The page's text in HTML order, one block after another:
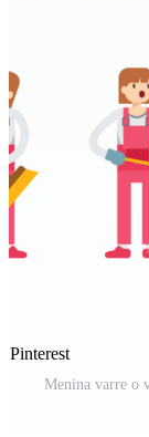
Pinterest